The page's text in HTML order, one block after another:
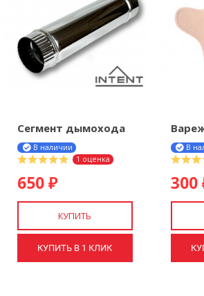
Сегмент дымохода
D90 мм
В наличии
1 оценка
650 ₽
КУПИТЬ
КУПИТЬ В 1 КЛИК
В
300